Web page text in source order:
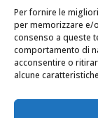
Per fornire le
per memorizzare e/
consenso a queste
comportamento di
acconsentire o
alcune
Arredamento